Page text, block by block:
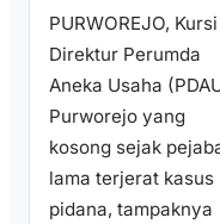
PURWOREJO, Kursi
Direktur Perumda
Aneka Usaha
Purworejo yang
kosong sejak
lama terjerat kasus
pidana, tampaknya